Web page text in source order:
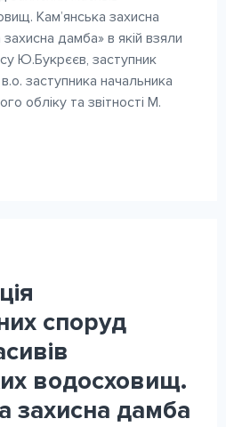
Кам’янська захисна
дамба» в якій взяли
Ю.Букрєєв, заступник
заступника начальника
обліку та звітності М.
споруд
водосховищ.
захисна дамба